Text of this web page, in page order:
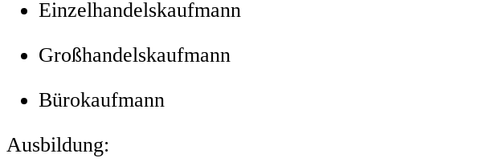
Einzelhandelskaufmann
Großhandelskaufmann
Bürokaufmann
Ausbildung: